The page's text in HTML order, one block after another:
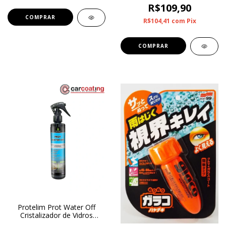
R$109,90
R$104,41 com Pix
Protelim Prot Water Off
Cristalizador de Vidros